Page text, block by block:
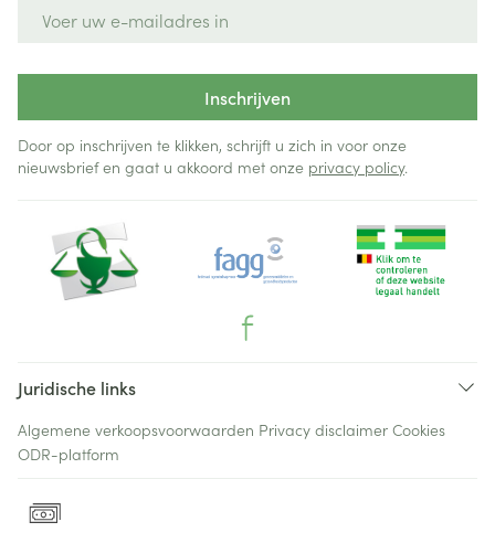
Inschrijven
Door op inschrijven te klikken, schrijft u zich in voor onze
nieuwsbrief en gaat u akkoord met onze privacy policy.
Juridische links
Algemene verkoopsvoorwaarden Privacy disclaimer Cookies
ODR-platform